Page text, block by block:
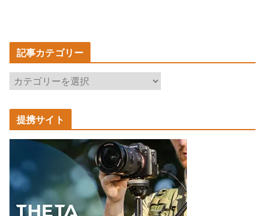
記事カテゴリー
記
カ
テ
ゴ
ー
提携サイト